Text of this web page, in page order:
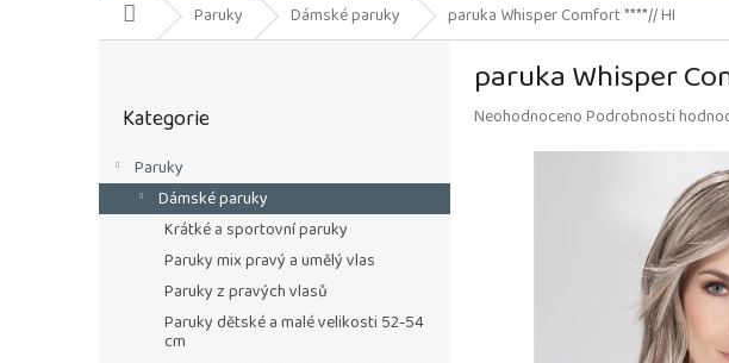
Domů Paruky Dámské paruky paruka Whisper Comfort ****// HI
P
a
n
kategorie
Kategorie
Paruky
Dámské paruky
Krátké a sportovní paruky
Paruky mix pravý a umělý vlas
Paruky z pravých vlasů
Paruky dětské a malé velikosti 52-54
cm
paruka Whisper
Průměrné
NeohodnocenoPodrobnosti